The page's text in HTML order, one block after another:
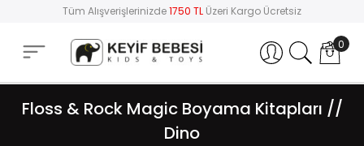
Tüm Alışverişlerinizde1750 TL Üzeri Kargo Ücretsiz
Hesabım 0
Floss & Rock Magic Boyama Kitapları //
Dino